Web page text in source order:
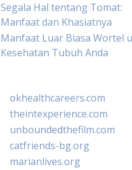
Segala Hal tentang Tomat:
Manfaat dan Khasiatnya
Manfaat Luar Biasa Wortel
Kesehatan Tubuh Anda
okhealthcareers.com
theintexperience.com
unboundedthefilm.com
catfriends-bg.org
marianlives.org